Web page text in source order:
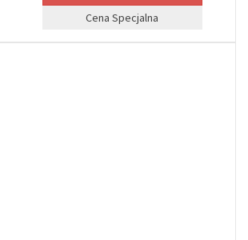
Cena Specjalna